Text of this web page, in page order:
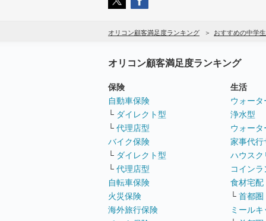
オリコン顧客満足度ランキング おすすめの中学
オリコン顧客満足度ランキング
保険
自動車保険
└ ダイレクト型
└ 代理店型
バイク保険
└ ダイレクト型
└ 代理店型
自転車保険
火災保険
海外旅行保険
生活
ウォー
浄水型
ウォー
家事代行
ハウスク
コイン
食材宅配
└ 首都圏
ミールキ